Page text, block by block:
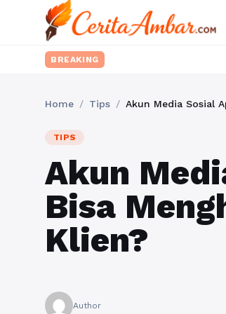
BREAKING
Home / Tips / Akun Media Sosial
TIPS
Akun
Bisa
Klien?
Author